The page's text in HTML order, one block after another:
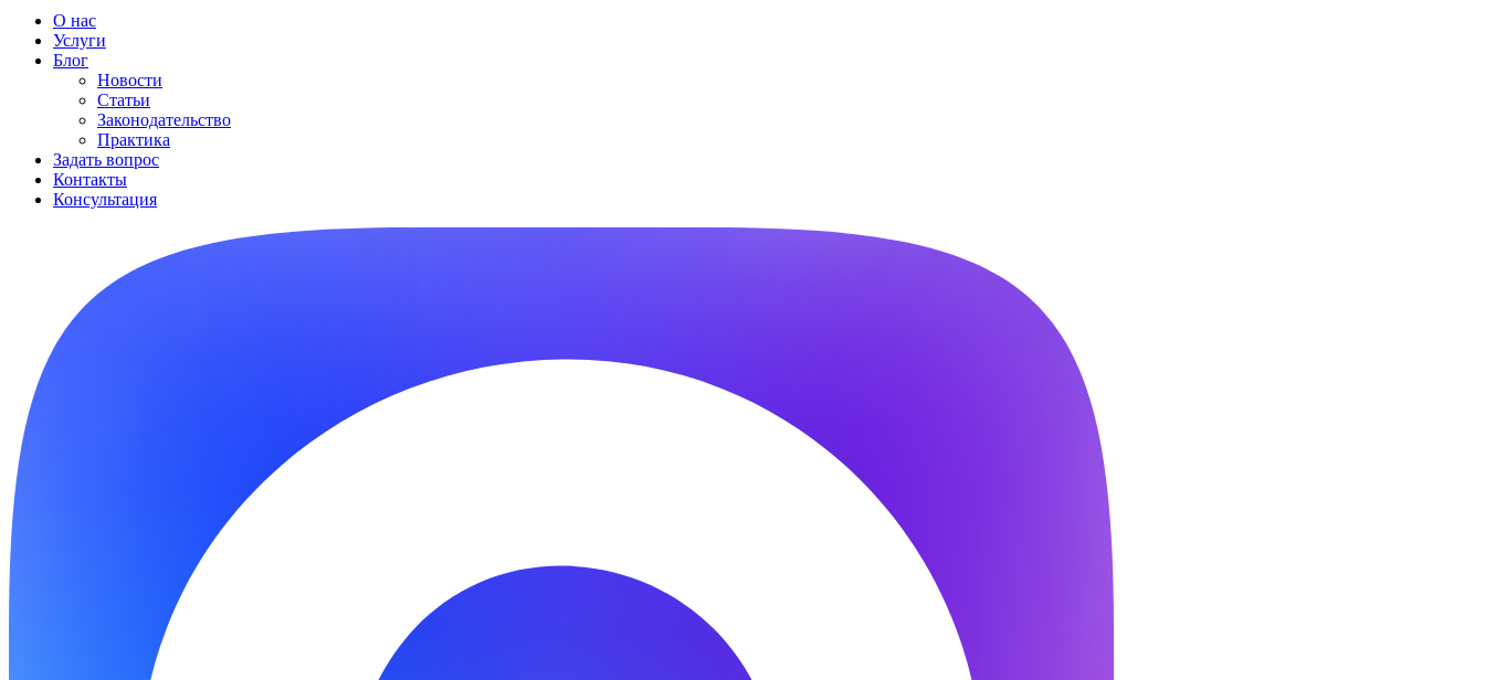
О нас
Услуги
Блог
Новости
Статьи
Законодательство
Практика
Задать вопрос
Контакты
Консультация